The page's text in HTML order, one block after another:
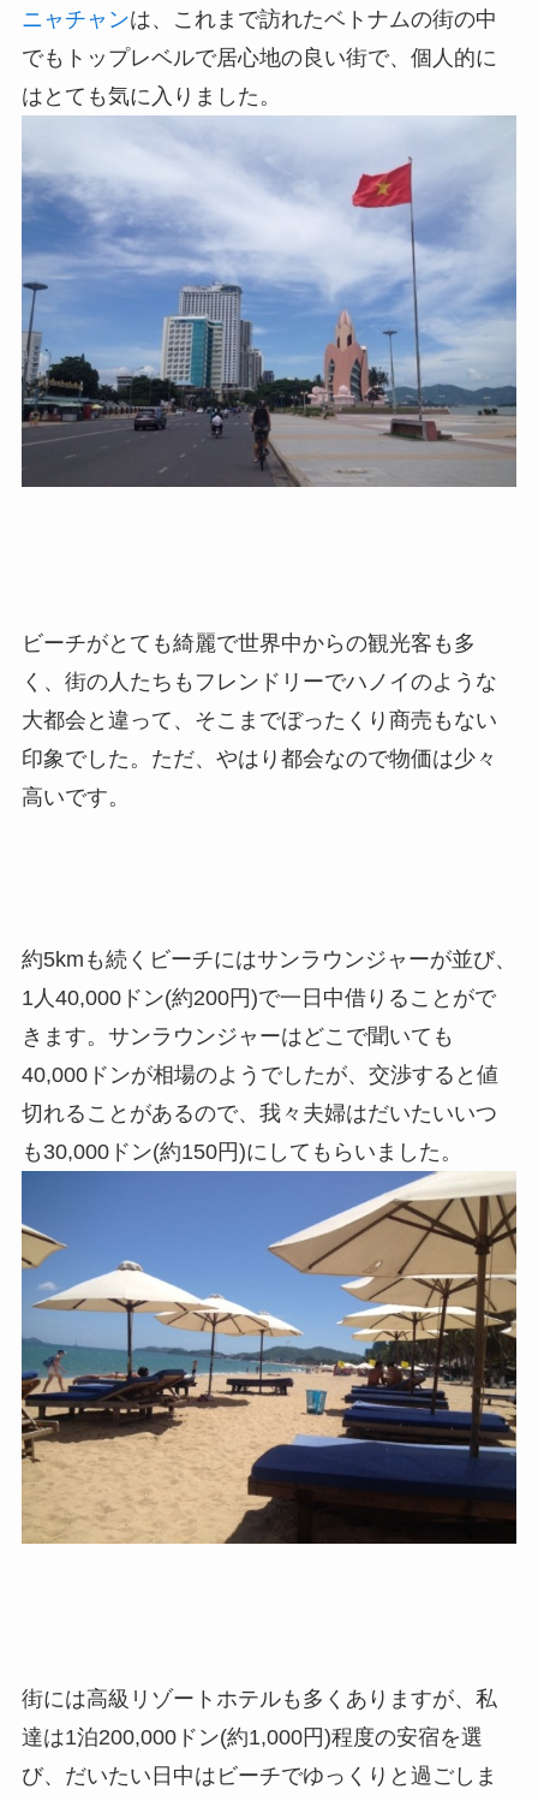
ニャチャンは、これまで訪れたベトナムの街の中
でもトップレベルで居心地の良い街で、個人的に
はとても気に入りました。
ビーチがとても綺麗で世界中からの観光客も多
く、街の人たちもフレンドリーでハノイのような
大都会と違って、そこまでぼったくり商売もない
印象でした。ただ、やはり都会なので物価は少々
高いです。
約5kmも続くビーチにはサンラウンジャーが並び、
1人40,000ドン(約200円)で一日中借りることがで
きます。サンラウンジャーはどこで聞いても
40,000ドンが相場のようでしたが、交渉すると値
切れることがあるので、我々夫婦はだいたいいつ
も30,000ドン(約150円)にしてもらいました。
街には高級リゾートホテルも多くありますが、私
達は1泊200,000ドン(約1,000円)程度の安宿を選
び、だいたい日中はビーチでゆっくりと過ごしま